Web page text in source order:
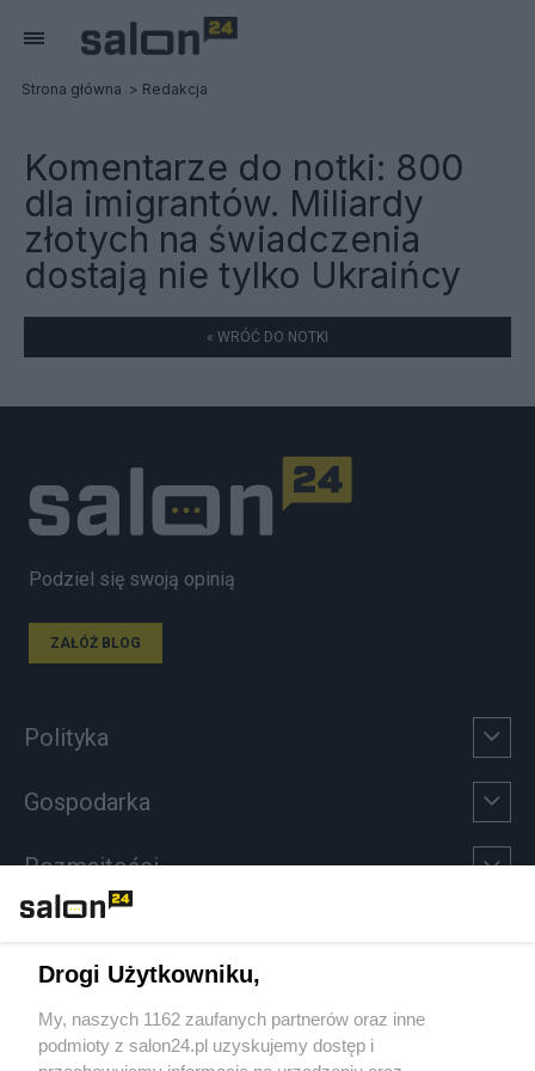
Strona główna Redakcja
Komentarze do notki: 800
dla imigrantów. Miliardy
złotych na świadczenia
dostają nie tylko Ukraińcy
« WRÓĆ DO NOTKI
Podziel się swoją opinią
ZAŁÓŻ BLOG
Polityka
Gospodarka
Rozmaitości
Sport
Społeczeństwo
Drogi Użytkowniku,
My, naszych 1162 zaufanych partnerów oraz inne
podmioty z salon24.pl uzyskujemy dostęp i